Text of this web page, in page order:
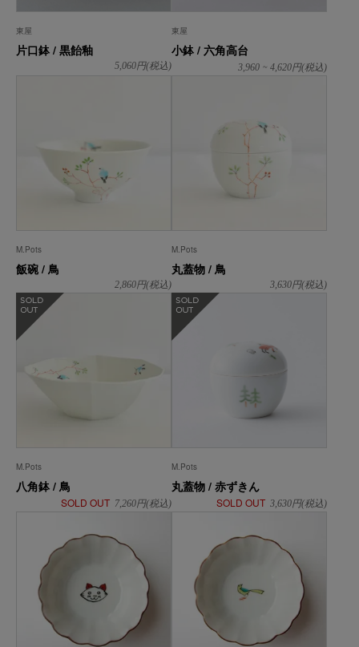
東屋
片口鉢 / 黒飴釉
5,060円(税込)
東屋
小鉢 / 六角高台
3,960 ~ 4,620円(税込)
M.Pots
飯碗 / 鳥
2,860円(税込)
M.Pots
丸蓋物 / 鳥
3,630円(税込)
M.Pots
八角鉢 / 鳥
SOLD OUT 7,260円(税込)
M.Pots
丸蓋物 / 赤ずきん
SOLD OUT 3,630円(税込)